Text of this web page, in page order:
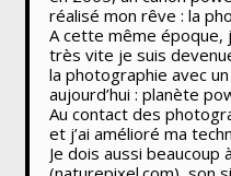
réalisé mon rêve : la
A cette même époque,
très vite je suis
la photographie avec
aujourd’hui : planète
Au contact des
et j’ai amélioré ma
Je dois aussi beaucoup